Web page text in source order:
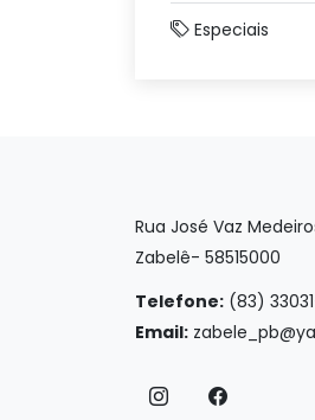
Especiais
Rua José Vaz
Zabelê- 58515000
Telefone: (83)
Email: